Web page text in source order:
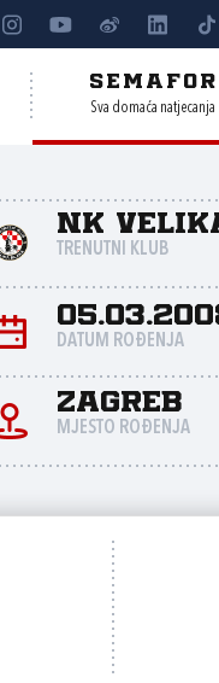
SEMAFOR
Sva domaća natjecanja
NK
TRENUTNI KLUB
DATUM ROĐENJA
Zagreb
MJESTO ROĐENJA